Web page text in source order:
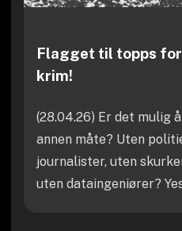
Flagget til topps
krim!
(28.04.26) Er det mulig
annen måte? Uten
journalister, uten
uten dataingeniører?